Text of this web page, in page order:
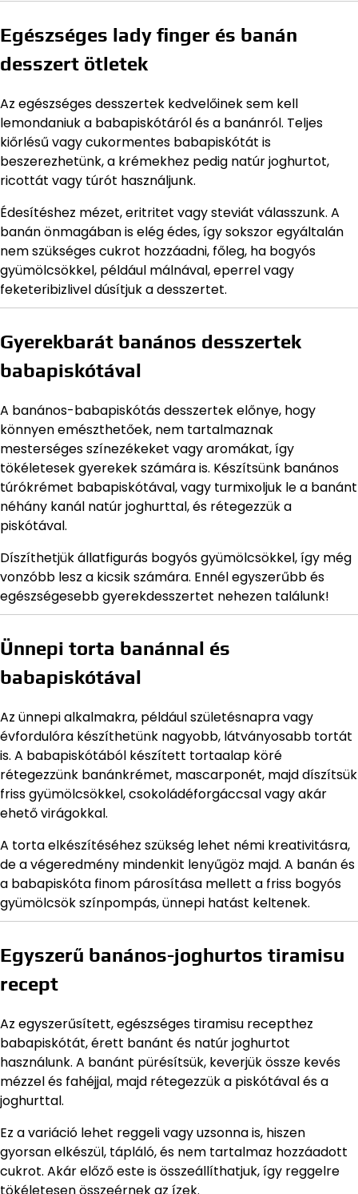
Egészséges lady finger és banán
desszert ötletek
Az egészséges desszertek kedvelőinek sem kell
lemondaniuk a babapiskótáról és a banánról. Teljes
kiőrlésű vagy cukormentes babapiskótát is
beszerezhetünk, a krémekhez pedig natúr joghurtot,
ricottát vagy túrót használjunk.
Édesítéshez mézet, eritritet vagy steviát válasszunk. A
banán önmagában is elég édes, így sokszor egyáltalán
nem szükséges cukrot hozzáadni, főleg, ha bogyós
gyümölcsökkel, például málnával, eperrel vagy
feketeribizlivel dúsítjuk a desszertet.
Gyerekbarát banános desszertek
babapiskótával
A banános-babapiskótás desszertek előnye, hogy
könnyen emészthetőek, nem tartalmaznak
mesterséges színezékeket vagy aromákat, így
tökéletesek gyerekek számára is. Készítsünk banános
túrókrémet babapiskótával, vagy turmixoljuk le a banánt
néhány kanál natúr joghurttal, és rétegezzük a
piskótával.
Díszíthetjük állatfigurás bogyós gyümölcsökkel, így még
vonzóbb lesz a kicsik számára. Ennél egyszerűbb és
egészségesebb gyerekdesszertet nehezen találunk!
Ünnepi torta banánnal és
babapiskótával
Az ünnepi alkalmakra, például születésnapra vagy
évfordulóra készíthetünk nagyobb, látványosabb tortát
is. A babapiskótából készített tortaalap köré
rétegezzünk banánkrémet, mascarponét, majd díszítsük
friss gyümölcsökkel, csokoládéforgáccsal vagy akár
ehető virágokkal.
A torta elkészítéséhez szükség lehet némi kreativitásra,
de a végeredmény mindenkit lenyűgöz majd. A banán és
a babapiskóta finom párosítása mellett a friss bogyós
gyümölcsök színpompás, ünnepi hatást keltenek.
Egyszerű banános-joghurtos tiramisu
recept
Az egyszerűsített, egészséges tiramisu recepthez
babapiskótát, érett banánt és natúr joghurtot
használunk. A banánt pürésítsük, keverjük össze kevés
mézzel és fahéjjal, majd rétegezzük a piskótával és a
joghurttal.
Ez a variáció lehet reggeli vagy uzsonna is, hiszen
gyorsan elkészül, tápláló, és nem tartalmaz hozzáadott
cukrot. Akár előző este is összeállíthatjuk, így reggelre